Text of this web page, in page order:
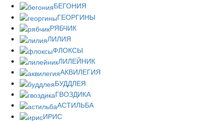
БЕГОНИЯ
ГЕОРГИНЫ
РЯБЧИК
ЛИЛИЯ
ФЛОКСЫ
ЛИЛЕЙНИК
АКВИЛЕГИЯ
БУДДЛЕЯ
ГВОЗДИКА
АСТИЛЬБА
ИРИС